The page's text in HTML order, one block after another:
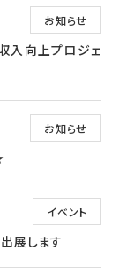
お知らせ
入向上プロジェ
お知らせ
イベント
展します